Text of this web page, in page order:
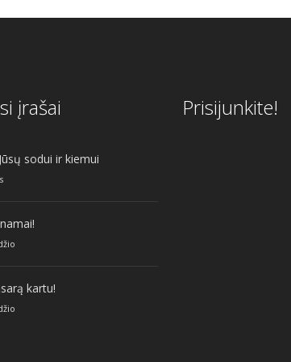
įrašai
sodui ir kiemui
kartu!
Prisijunkite!